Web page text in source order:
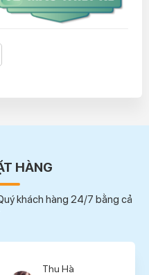
HÀNG
khách hàng 24/7 bằng cả
Hà
Hà